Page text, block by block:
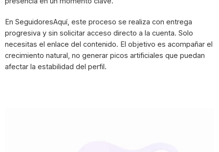
En SeguidoresAquí, este proceso se realiza con entrega
progresiva y sin solicitar acceso directo a la cuenta. Solo
necesitas el enlace del contenido. El objetivo es acompañar el
crecimiento natural, no generar picos artificiales que puedan
afectar la estabilidad del perfil.